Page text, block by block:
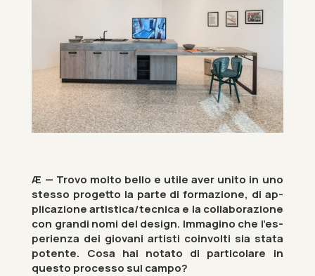
Æ — Trovo molto bello e utile aver unito in uno
stesso pro­getto la parte di form­azione, di ap­
plicazione artist­ica/tec­nica e la col­laborazione
con grandi nomi del design. Im­ma­gino che l’es­
per­i­enza dei giovani artisti coin­volti sia stata
po­tente. Cosa hai notato di par­ti­c­ol­are in
questo pro­cesso sul campo?